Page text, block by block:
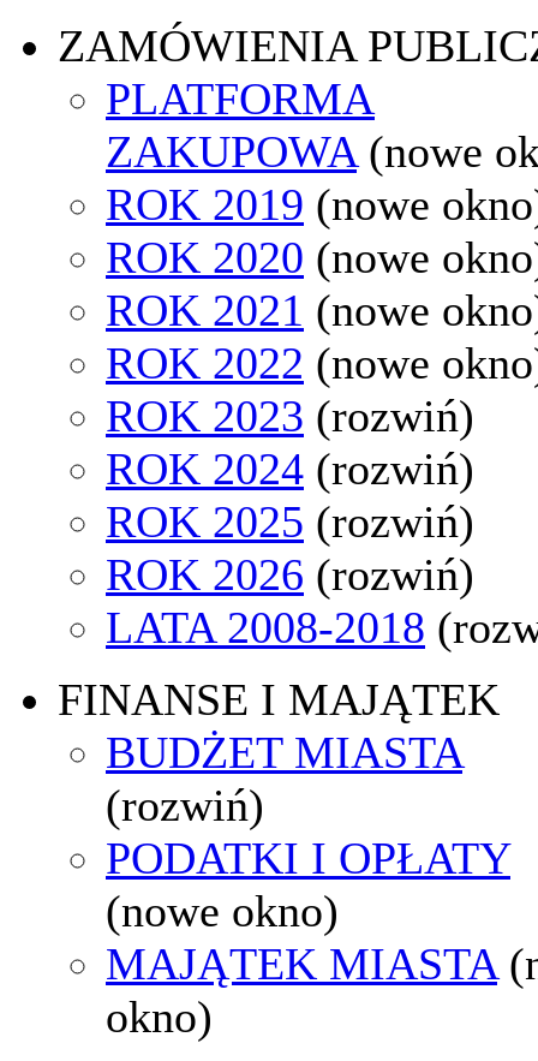
ZAMÓWIENIA
PLATFORMA
ZAKUPOWA (nowe
ROK 2019 (nowe
ROK 2020 (nowe
ROK 2021 (nowe
ROK 2022 (nowe
ROK 2023 (rozwiń)
ROK 2024 (rozwiń)
ROK 2025 (rozwiń)
ROK 2026 (rozwiń)
LATA 2008-2018
FINANSE I MAJĄTEK
BUDŻET MIASTA
(rozwiń)
PODATKI I OPŁATY
(nowe okno)
MAJĄTEK MIASTA
okno)